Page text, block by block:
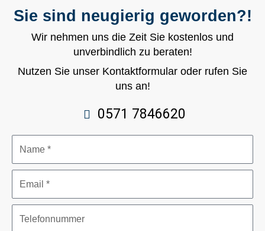
Sie sind neugierig geworden?!
Wir nehmen uns die Zeit Sie kostenlos und
unverbindlich zu beraten!
Nutzen Sie unser Kontaktformular oder rufen Sie
uns an!
0571 7846620